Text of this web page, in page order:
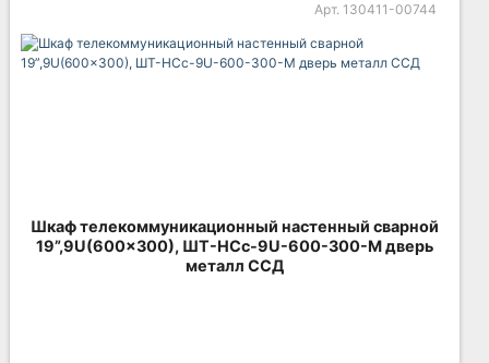
Арт. 130411-00744
Шкаф телекоммуникационный настенный сварной
19”,9U(600x300), ШТ-НСс-9U-600-300-М дверь
металл ССД